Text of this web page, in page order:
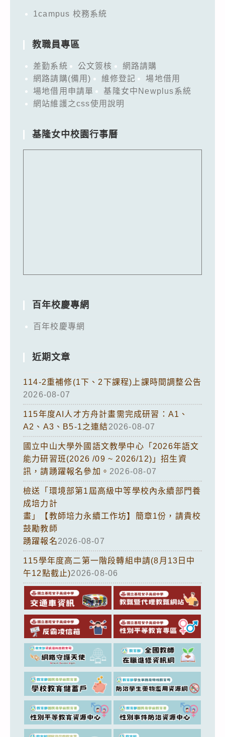
1campus 校務系統
教職員專區
差勤系統 公文簽核
網路請購
網路請購(備用)
維修登記
場地借用
場地借用申請單
基隆女中Newplus系統
網站維護之css使用說明
基隆女中校園行事曆
百年校慶專網
百年校慶專網
近期文章
114-2重補修(1下、2下課程)上課時間調整公告
2026-08-07
115年度AI人才方舟計畫需完成研習：A1、
A2、A3、B5-1之連結2026-08-07
國立中山大學外國語文教學中心「2026年語文
能力研習班(2026 /09 ~ 2026/12)」招生資
訊，請踴躍報名參加。 2026-08-07
檢送「環境部第1屆高級中等學校內永續部門養
成培力計
畫」【教師培力永續工作坊】簡章1份，請貴校
鼓勵教師
踴躍報名2026-08-07
115學年度高二第一階段轉組申請(8月13日中
午12點截止)2026-08-06